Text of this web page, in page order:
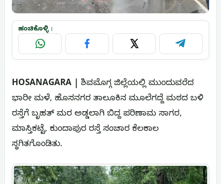
ಹಂಚಿಕೊಳ್ಳಿ :
WhatsApp Facebook X Telegram
HOSANAGARA |
ಶಿವಮೊಗ್ಗ ಜಿಲ್ಲೆಯಲ್ಲಿ ಮುಂದುವರೆದ
ಭಾರೀ ಮಳೆ, ಹೊಸನಗರ ತಾಲೂಕಿನ ಮೂಲೆಗದ್ದೆ ಮಠದ ಬಳಿ
ರಸ್ತೆಗೆ ಬೃಹತ್ ಮರ ಅಡ್ಡಲಾಗಿ ಬಿದ್ದ ಪರಿಣಾಮ ಸಾಗರ,
ಮಾಸ್ತಿಕಟ್ಟೆ, ಕುಂದಾಪುರ ರಸ್ತೆ ಸಂಚಾರ ಕೆಲಕಾಲ
ಸ್ಥಗಿತಗೊಂಡಿತು.